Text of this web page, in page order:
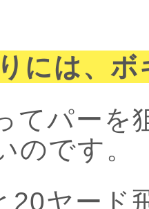
には、ボ
てパーを
のです。
20ヤー